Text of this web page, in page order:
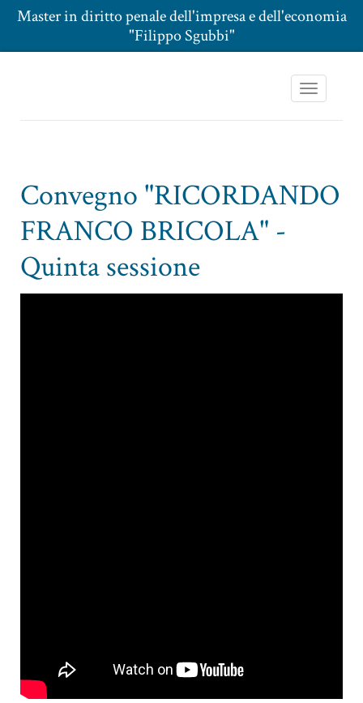
Master in diritto penale dell'impresa e dell'economia
"Filippo Sgubbi"
Toggle
Convegno "RICORDANDO
FRANCO BRICOLA" -
Quinta sessione